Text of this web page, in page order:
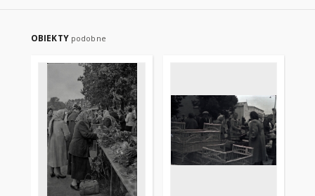
OBIEKTY podobne